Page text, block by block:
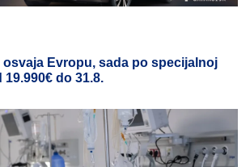
osvaja Evropu, sada po specijalnoj
do 31.8.